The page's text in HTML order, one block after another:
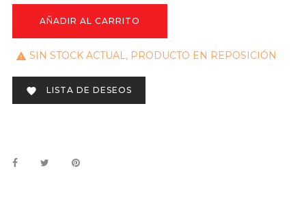
AÑADIR AL CARRITO
 SIN STOCK ACTUAL, PRODUCTO EN REPOSICIÓN
 LISTA DE DESEOS